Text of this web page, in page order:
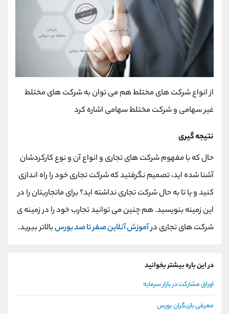
از انواع شرکت های مختلط هم می توان به شرکت های مختلط
غیر سهامی و شرکت مختلط سهامی اشاره کرد
نتیجه گیری
حال که با مفهوم شرکت های تجاری و انواع آن و نوع کارکردشان
آشنا شده اید، تصمیم نگرفتید که شرکت تجاری خود را راه اندازی
کنید و یا تا به حال شرکت تجاری نداشته اید؟ برای ماتجاربتان را در
این زمینه بنویسید. هم چنین می توانید تجارب خود را در زمینه ی
شرکت های تجاری درآموزش آنلاین صفر تا صد بورسبالاتر ببرید.
در این باره بیشتر بخوانید
اوراق مشارکت در بازار سرمایه
معرفی بازیگران بورس